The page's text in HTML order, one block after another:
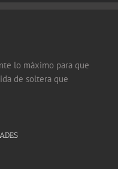
lo máximo para que
de soltera que